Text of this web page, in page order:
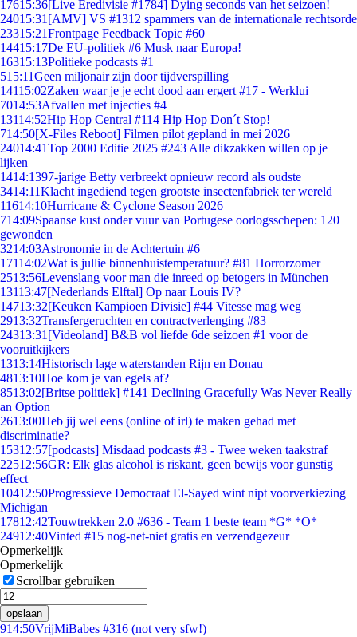
17615:36[Live Eredivisie #1784] Dying seconds van het seizoen!
24015:31 [AMV] VS #1312 spammers van de internationale rechtsorde
23315:21Frontpage Feedback Topic #60
14415:17De EU-politiek #6 Musk naar Europa!
16315:13Politieke podcasts #1
515:11Geen miljonair zijn door tijdverspilling
14115:02Zaken waar je je echt dood aan ergert #17 - Werklui
7014:53Afvallen met injecties #4
13114:52Hip Hop Central #114 Hip Hop Don´t Stop!
714:50[X-Files Reboot] Filmen pilot gepland in mei 2026
24014:41Top 2000 Editie 2025 #243 Alle dikzakken willen op je
lijken
1414:1397-jarige Betty verbreekt opnieuw record als oudste
3414:11Klacht ingediend tegen grootste insectenfabriek ter wereld
11614:10Hurricane & Cyclone Season 2026
714:09Spaanse kust onder vuur van Portugese oorlogsschepen: 120
gewonden
3214:03Astronomie in de Achtertuin #6
17114:02Wat is jullie binnenhuistemperatuur? #81 Horrorzomer
2513:56Levenslang voor man die inreed op betogers in München
13113:47[Nederlands Elftal] Op naar Louis IV?
14713:32[Keuken Kampioen Divisie] #44 Vitesse mag weg
2913:32Transfergeruchten en contractverlenging #83
24313:31 [Videoland] B&B vol liefde 6de seizoen #1 voor de
vooruitkijkers
1313:14Historisch lage waterstanden Rijn en Donau
4813:10Hoe kom je van egels af?
8513:02[Britse politiek] #141 Declining Gracefully Was Never Really
an Option
2613:00Heb jij wel eens (online of irl) te maken gehad met
discriminatie?
15312:57[podcasts] Misdaad podcasts #3 - Twee weken taakstraf
22512:56GR: Elk glas alcohol is riskant, geen bewijs voor gunstig
effect
10412:50Progressieve Democraat El-Sayed wint nipt voorverkiezing
Michigan
17812:42Touwtrekken 2.0 #636 - Team 1 beste team *G* *O*
24912:40Vinted #15 nog-net-niet gratis en verzendgezeur
Opmerkelijk
Opmerkelijk
Scrollbar gebruiken
opslaan
914:50VrijMiBabes #316 (not very sfw!)